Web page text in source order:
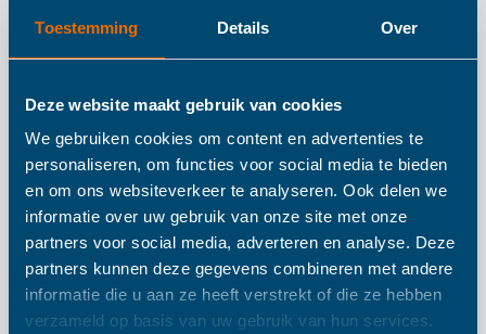
Toestemming Details Over
Deze website maakt gebruik van cookies
We gebruiken cookies om content en advertenties te
personaliseren, om functies voor social media te bieden
en om ons websiteverkeer te analyseren. Ook delen we
informatie over uw gebruik van onze site met onze
partners voor social media, adverteren en analyse. Deze
partners kunnen deze gegevens combineren met andere
informatie die u aan ze heeft verstrekt of die ze hebben
verzameld op basis van uw gebruik van hun services.
Le Toy Van
Kinderwerkbank
Alex
Elke stoere peuter heeft nood aan een coole
kinderwerkbank. Hiermee kan hij een boel dingen in elkaar
knutselen. Deze houten kinderwerkbank wordt geleverd
met een tal van gereedschappen, bouten en moeren. Zo
kan je zoon/dochter meteen aan de slag.